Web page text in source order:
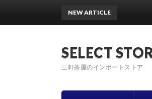
SELECT
三軒茶屋のインポートストア
NEW ARTICLE